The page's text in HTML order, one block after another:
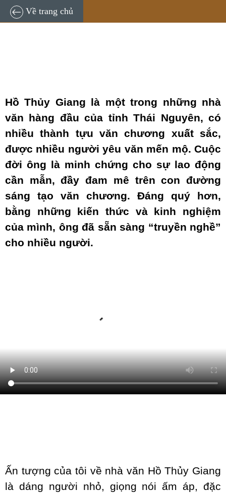
Về trang chủ
TNĐT 18:05, 20/11/2023
Hồ Thủy Giang là một trong những nhà
văn hàng đầu của tỉnh Thái Nguyên, có
nhiều thành tựu văn chương xuất sắc,
được nhiều người yêu văn mến mộ. Cuộc
đời ông là minh chứng cho sự lao động
cần mẫn, đầy đam mê trên con đường
sáng tạo văn chương. Đáng quý hơn,
bằng những kiến thức và kinh nghiệm
của mình, ông đã sẵn sàng “truyền nghề”
cho nhiều người.
Ấn tượng của tôi về nhà văn Hồ Thủy Giang
là dáng người nhỏ, giọng nói ấm áp, đặc